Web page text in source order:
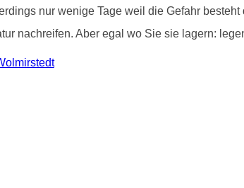
nur wenige Tage weil die Gefahr
nachreifen. Aber egal wo Sie sie lagern: